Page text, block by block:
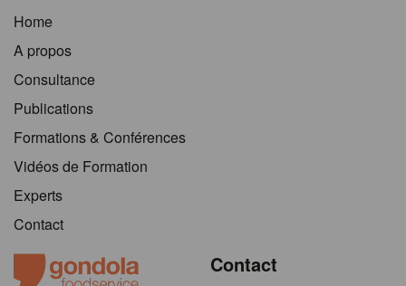
Home
A propos
Consultance
Publications
Formations & Conférences
Vidéos de Formation
Experts
Contact
Contact